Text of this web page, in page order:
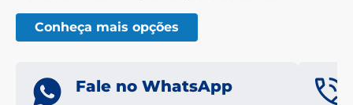
Conheça mais opções
Fale no WhatsApp